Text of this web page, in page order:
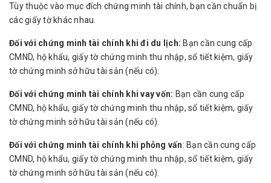
Tùy thuộc vào mục đích chứng minh tài chính, bạn cần chuẩn bị
các giấy tờ khác nhau.
Đối với chứng minh tài chính khi đi du lịch: Bạn cần cung cấp
CMND, hộ khẩu, giấy tờ chứng minh thu nhập, sổ tiết kiệm, giấy
tờ chứng minh sở hữu tài sản (nếu có).
Đối với chứng minh tài chính khi vay vốn: Bạn cần cung cấp
CMND, hộ khẩu, giấy tờ chứng minh thu nhập, sổ tiết kiệm, giấy
tờ chứng minh sở hữu tài sản (nếu có).
Đối với chứng minh tài chính khi phỏng vấn: Bạn cần cung cấp
CMND, hộ khẩu, giấy tờ chứng minh thu nhập, sổ tiết kiệm, giấy
tờ chứng minh sở hữu tài sản (nếu có).